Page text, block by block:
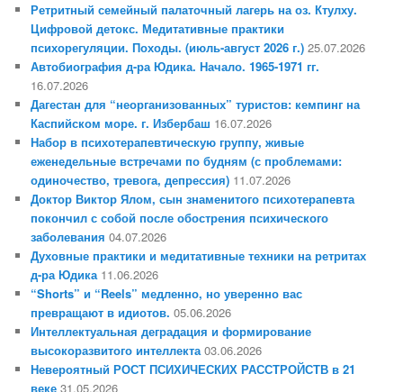
Ретритный семейный палаточный лагерь на оз. Ктулху.
Цифровой детокс. Медитативные практики
психорегуляции. Походы. (июль-август 2026 г.) 25.07.2026
Автобиография д-ра Юдика. Начало. 1965-1971 гг.
16.07.2026
Дагестан для “неорганизованных” туристов: кемпинг на
Каспийском море. г. Избербаш 16.07.2026
Набор в психотерапевтическую группу, живые
еженедельные встречами по будням (с проблемами:
одиночество, тревога, депрессия) 11.07.2026
Доктор Виктор Ялом, сын знаменитого психотерапевта
покончил с собой после обострения психического
заболевания 04.07.2026
Духовные практики и медитативные техники на ретритах
д-ра Юдика 11.06.2026
“Shorts” и “Reels” медленно, но уверенно вас
превращают в идиотов. 05.06.2026
Интеллектуальная деградация и формирование
высокоразвитого интеллекта 03.06.2026
Невероятный РОСТ ПСИХИЧЕСКИХ РАССТРОЙСТВ в 21
веке 31.05.2026